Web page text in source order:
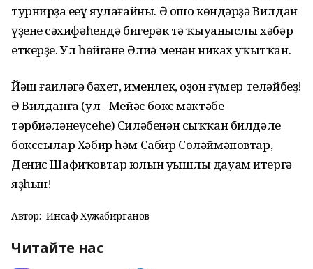
турнирҙа еңеү яулағайны. Ә ошо көндәрҙә Вилдан
үҙенең сәхифәһендә бигерәк тә ҡыуаныслы хәбәр
еткерҙе. Ул һөйгәне Әлиә менән никах уҡытҡан.
Йәш ғаиләгә бәхет, именлек, оҙон ғүмер теләйбеҙ!
Ә Вилданға (ул - Мейәс бокс мәктәбе
тәрбиәләнеүсеһе) Силәбенән сыҡҡан билдәле
бокссылар Хәбир һәм Сабир Сөләймәновтар,
Денис Шафиҡовтар юлын уңышлы дауам итергә
яҙһын!
Автор: Инсаф Хужабирганов
Читайте нас